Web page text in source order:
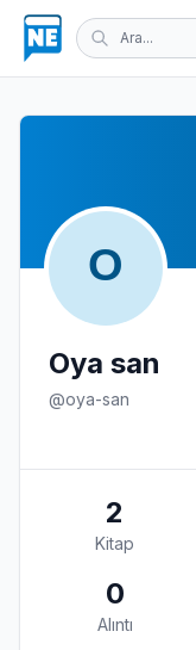
Oya san
@oya-san
2
Kitap
0
Alıntı